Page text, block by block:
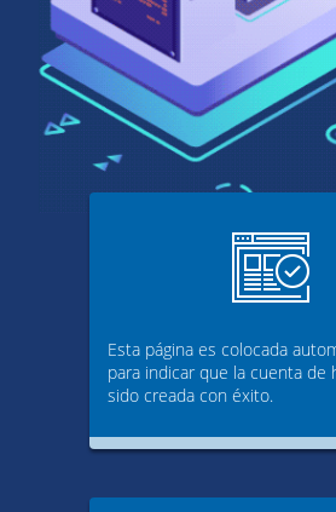
Esta página es colocada
para indicar que la cuenta de
sido creada con éxito.